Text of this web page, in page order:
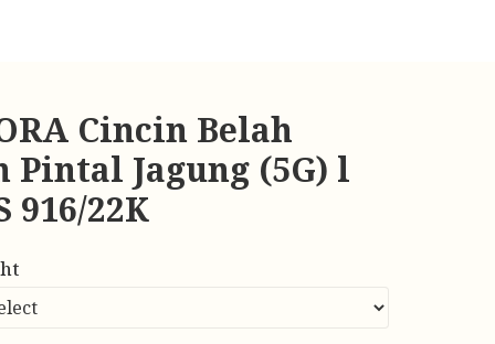
Cincin Belah
Pintal Jagung (5G) l
916/22K